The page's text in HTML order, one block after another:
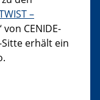
–
von CENIDE-
erhält ein